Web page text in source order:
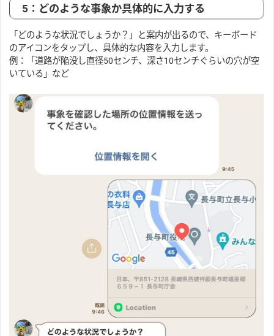
5：どのような事象か具体的に入力する
「どのような状況でしょうか？」と案内が出るので、キーボード
のアイコンをタップし、具体的な内容を入力します。
例：「道路が陥没し直径50センチ、深さ10センチぐらいの穴が空
いている」など